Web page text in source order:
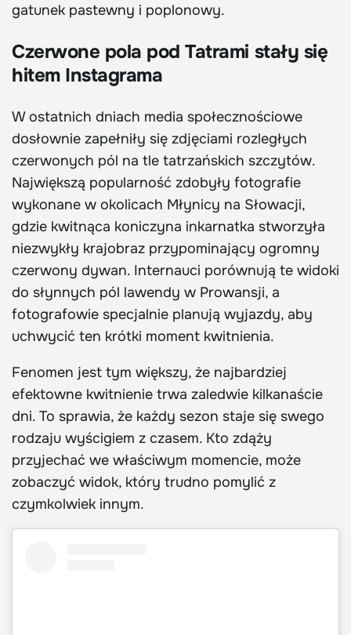
gatunek pastewny i poplonowy.
Czerwone pola pod Tatrami stały się
hitem Instagrama
W ostatnich dniach media społecznościowe
dosłownie zapełniły się zdjęciami rozległych
czerwonych pól na tle tatrzańskich szczytów.
Największą popularność zdobyły fotografie
wykonane w okolicach Młynicy na Słowacji,
gdzie kwitnąca koniczyna inkarnatka stworzyła
niezwykły krajobraz przypominający ogromny
czerwony dywan. Internauci porównują te widoki
do słynnych pól lawendy w Prowansji, a
fotografowie specjalnie planują wyjazdy, aby
uchwycić ten krótki moment kwitnienia.
Fenomen jest tym większy, że najbardziej
efektowne kwitnienie trwa zaledwie kilkanaście
dni. To sprawia, że każdy sezon staje się swego
rodzaju wyścigiem z czasem. Kto zdąży
przyjechać we właściwym momencie, może
zobaczyć widok, który trudno pomylić z
czymkolwiek innym.